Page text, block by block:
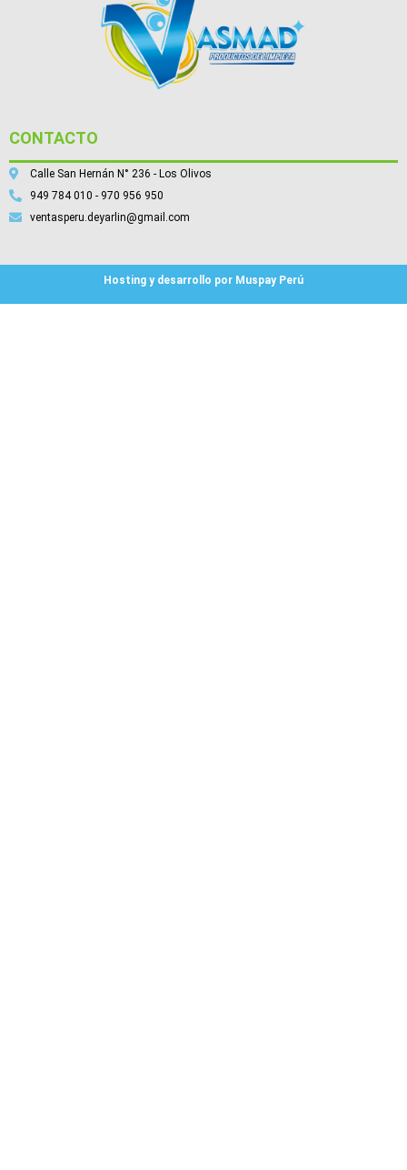
CONTACTO
Calle San Hernán N° 236 - Los Olivos
949 784 010 - 970 956 950
ventasperu.deyarlin@gmail.com
Hosting y desarrollo por Muspay Perú